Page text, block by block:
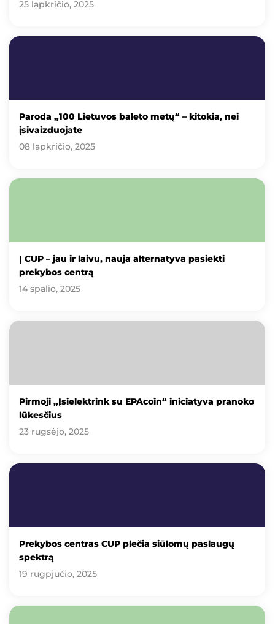
25 lapkričio, 2025
Paroda „100 Lietuvos baleto metų“ – kitokia, nei
įsivaizduojate
08 lapkričio, 2025
Į CUP – jau ir laivu, nauja alternatyva pasiekti
prekybos centrą
14 spalio, 2025
Pirmoji „Įsielektrink su EPAcoin“ iniciatyva pranoko
lūkesčius
23 rugsėjo, 2025
Prekybos centras CUP plečia siūlomų paslaugų
spektrą
19 rugpjūčio, 2025